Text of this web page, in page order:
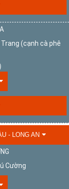
(cạnh cà phê
- LONG AN
Cường